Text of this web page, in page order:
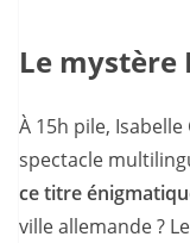
Le mystère
À 15h pile,
spectacle
ce titre
ville allemande ?